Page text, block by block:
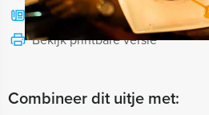
Bel mij terug
Bekijk printbare versie
Combineer dit uitje met: